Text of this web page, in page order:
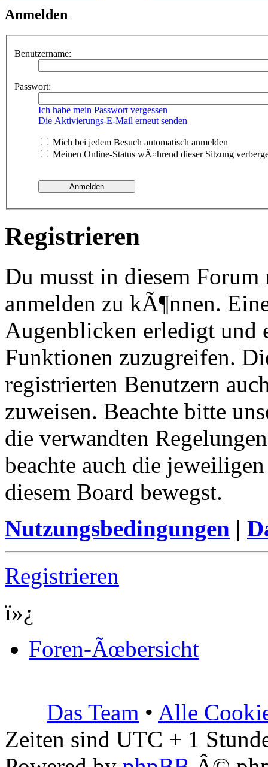
Anmelden
Benutzername:
Passwort:
Ich habe mein Passwort vergessen
Die Aktivierungs-E-Mail erneut senden
Mich bei jedem Besuch automatisch anmelden
Meinen Online-Status wÃ¤hrend dieser Sitzung
Registrieren
Du musst in diesem
anmelden zu kÃ¶nnen.
Augenblicken erledigt und
Funktionen zuzugreifen.
registrierten Benutzern
zuweisen. Beachte bitte
die verwandten
beachte auch die
diesem Board bewegst.
Nutzungsbedingungen |
Registrieren
ï»¿
Foren-Ãœbersicht
Das Team • Alle
Zeiten sind UTC + 1